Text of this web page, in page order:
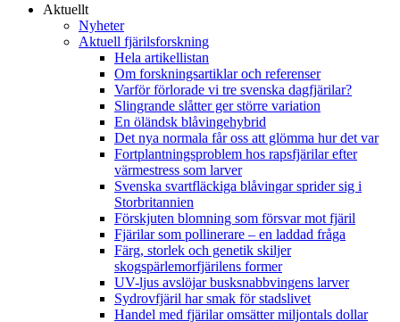
Aktuellt
Nyheter
Aktuell fjärilsforskning
Hela artikellistan
Om forskningsartiklar och referenser
Varför förlorade vi tre svenska dagfjärilar?
Slingrande slåtter ger större variation
En öländsk blåvingehybrid
Det nya normala får oss att glömma hur det var
Fortplantningsproblem hos rapsfjärilar efter
värmestress som larver
Svenska svartfläckiga blåvingar sprider sig i
Storbritannien
Förskjuten blomning som försvar mot fjäril
Fjärilar som pollinerare – en laddad fråga
Färg, storlek och genetik skiljer
skogspärlemorfjärilens former
UV-ljus avslöjar busksnabbvingens larver
Sydrovfjäril har smak för stadslivet
Handel med fjärilar omsätter miljontals dollar